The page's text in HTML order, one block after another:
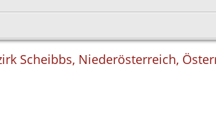
Scheibbs, Niederösterreich,